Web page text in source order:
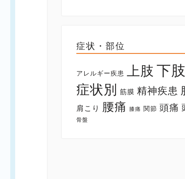
症状・部位
アレルギー疾患 上肢 下肢
症状別 筋膜 精神疾患
肩こり 腰痛 膝痛 関節 頭痛
骨盤